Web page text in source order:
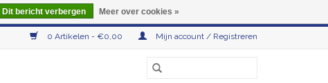
0 Artikelen - €0,00 Mijn account / Registreren
Dit bericht verbergen Meer over cookies »